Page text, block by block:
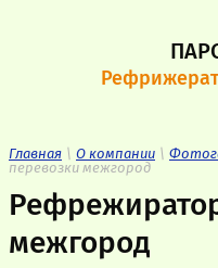
Главная \ О компании \
перевозки межгород
межгород